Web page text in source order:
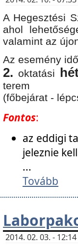
A Hegesztési
ahol
valamint az
Az esemény
2. oktatási
terem
(főbejárat -
Fontos:
az eddigi
jeleznie
...
Tovább
2014. 02. 03. -